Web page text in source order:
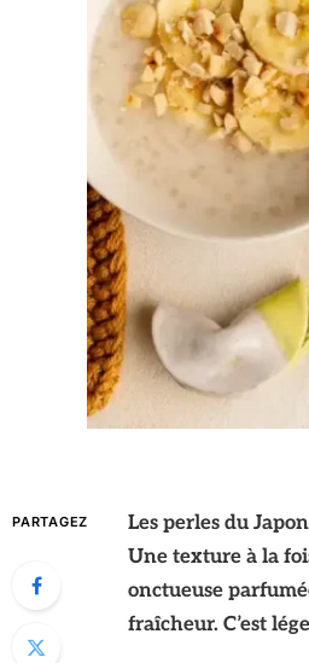
PARTAGEZ
Les perles du
Une texture à la
onctueuse
fraîcheur. C’est